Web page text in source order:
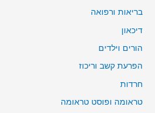
בריאות ורפואה
דיכאון
הורים וילדים
הפרעת קשב וריכוז
חרדות
טראומה ופוסט טראומה